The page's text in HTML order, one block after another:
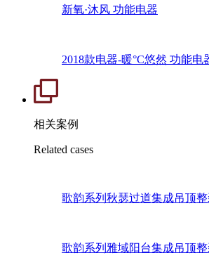
新氧·沐风 功能电器
2018款电器-暖°C悠然 功能电
相关案例
Related cases
歌韵系列秋瑟过道集成吊顶
歌韵系列雅域阳台集成吊顶